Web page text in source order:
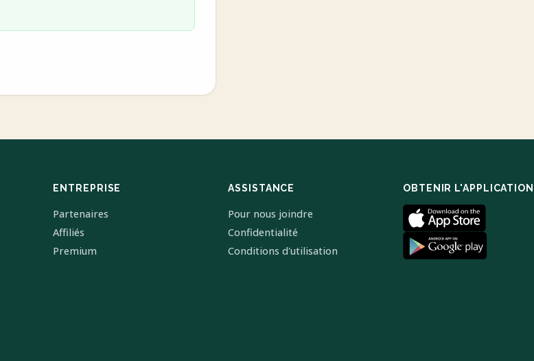
ENTREPRISE
Partenaires
Affiliés
Premium
ASSISTANCE
Pour nous joindre
Confidentialité
Conditions d'utilisation
OBTENIR L'APPLICATION